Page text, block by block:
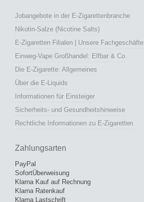
Jobangebote in der E-Zigarettenbranche
Nikotin-Salze (Nicotine Salts)
E-Zigaretten Filialen | Unsere Fachgeschäfte
Einweg-Vape Großhandel: Elfbar & Co
Die E-Zigarette: Allgemeines
Über die E-Liquids
Informationen für Einsteiger
Sicherheits- und Gesundheitshinweise
Rechtliche Informationen zu E-Zigaretten
Zahlungsarten
PayPal
SofortÜberweisung
Klarna Kauf auf Rechnung
Klarna Ratenkauf
Klarna Lastschrift